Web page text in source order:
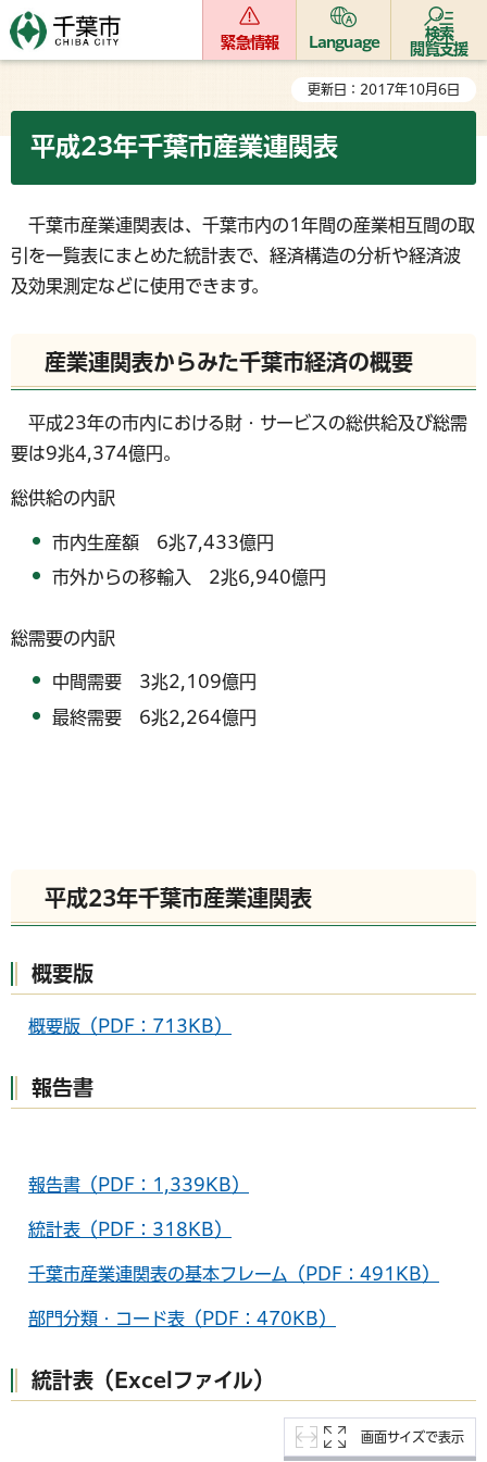
緊急情報 Language
検索
閲覧支援
更新日：2017年10月6日
平成23年千葉市産業連関表
千葉市産業連関表は、千葉市内の1年間の産業相互間の取
引を一覧表にまとめた統計表で、経済構造の分析や経済波
及効果測定などに使用できます。
産業連関表からみた千葉市経済の概要
平成23年の市内における財・サービスの総供給及び総需
要は9兆4,374億円。
総供給の内訳
市内生産額 6兆7,433億円
市外からの移輸入 2兆6,940億円
総需要の内訳
中間需要 3兆2,109億円
最終需要 6兆2,264億円
平成23年千葉市産業連関表
概要版
概要版（PDF：713KB）
報告書
報告書（PDF：1,339KB）
統計表（PDF：318KB）
千葉市産業連関表の基本フレーム（PDF：491KB）
部門分類・コード表（PDF：470KB）
統計表（Excelファイル）
画面サイズで表示